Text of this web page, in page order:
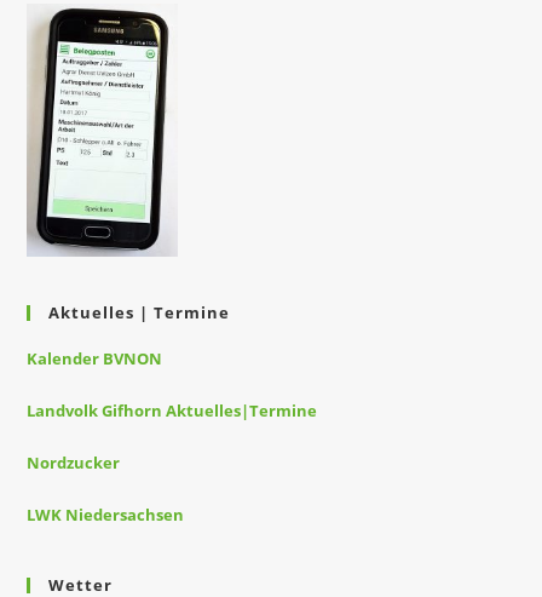
Aktuelles | Termine
Kalender BVNON
Landvolk Gifhorn Aktuelles|Termine
Nordzucker
LWK Niedersachsen
Wetter